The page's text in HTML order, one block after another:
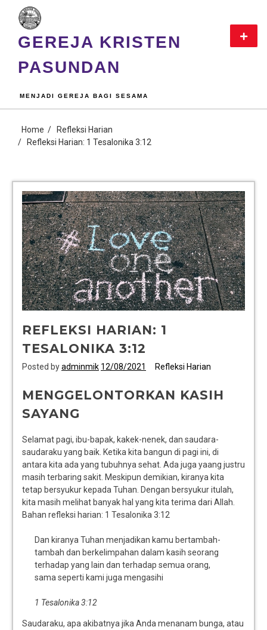
GEREJA KRISTEN
PASUNDAN
MENJADI GEREJA BAGI SESAMA
Home
Refleksi Harian
Refleksi Harian: 1 Tesalonika 3:12
REFLEKSI HARIAN: 1
TESALONIKA 3:12
Posted byadminmik 12/08/2021 Refleksi Harian
MENGGELONTORKAN KASIH
SAYANG
Selamat pagi, ibu-bapak, kakek-nenek, dan saudara-
saudaraku yang baik. Ketika kita bangun di pagi ini, di
antara kita ada yang tubuhnya sehat. Ada juga yaang justru
masih terbaring sakit. Meskipun demikian, kiranya kita
tetap bersyukur kepada Tuhan. Dengan bersyukur itulah,
kita masih melihat banyak hal yang kita terima dari Allah.
Bahan refleksi harian: 1 Tesalonika 3:12
Dan kiranya Tuhan menjadikan kamu bertambah-
tambah dan berkelimpahan dalam kasih seorang
terhadap yang lain dan terhadap semua orang,
sama seperti kami juga mengasihi
1 Tesalonika 3:12
Saudaraku, apa akibatnya jika Anda menanam bunga, atau